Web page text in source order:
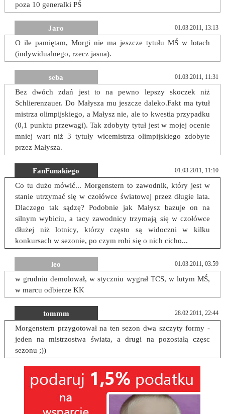
poza 10 generalki PŚ
Jaro 01.03.2011, 13:13
O ile pamiętam, Morgi nie ma jeszcze tytułu MŚ w lotach
(indywidualnego, rzecz jasna).
seba 01.03.2011, 11:31
Bez dwóch zdań jest to na pewno lepszy skoczek niż
Schlierenzauer. Do Małysza mu jeszcze daleko.Fakt ma tytuł
mistrza olimpijskiego, a Małysz nie, ale to kwestia przypadku
(0,1 punktu przewagi). Tak zdobyty tytuł jest w mojej ocenie
mniej wart niż 3 tytuły wicemistrza olimpijskiego zdobyte
przez Małysza.
FanFunakiego 01.03.2011, 11:10
Co tu dużo mówić... Morgenstern to zawodnik, który jest w
stanie utrzymać się w czołówce światowej przez długie lata.
Dlaczego tak sądzę? Podobnie jak Małysz bazuje on na
silnym wybiciu, a tacy zawodnicy trzymają się w czołówce
dłużej niż lotnicy, którzy często są widoczni w kilku
konkursach w sezonie, po czym robi się o nich cicho...
leo 01.03.2011, 03:59
w grudniu demolował, w styczniu wygrał TCS, w lutym MŚ,
w marcu odbierze KK
tommm 28.02.2011, 22:44
Morgenstern przygotował na ten sezon dwa szczyty formy -
jeden na mistrzostwa świata, a drugi na pozostałą częsc
sezonu ;))